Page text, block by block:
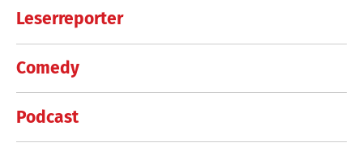
Leserreporter
Comedy
Podcast